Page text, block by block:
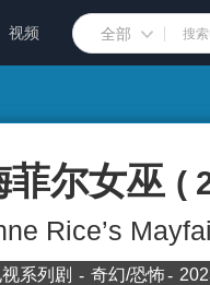
视频 全部
菲尔女巫 (
Rice’s
系列剧 奇幻/恐怖